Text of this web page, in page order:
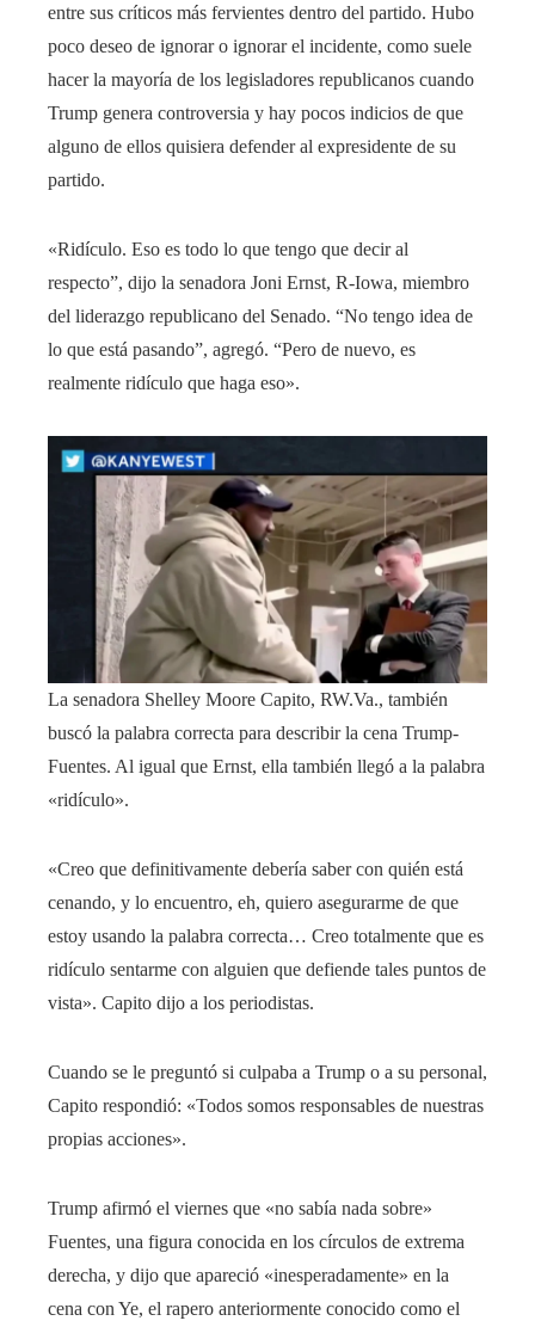
entre sus críticos más fervientes dentro del partido. Hubo
poco deseo de ignorar o ignorar el incidente, como suele
hacer la mayoría de los legisladores republicanos cuando
Trump genera controversia y hay pocos indicios de que
alguno de ellos quisiera defender al expresidente de su
partido.
«Ridículo. Eso es todo lo que tengo que decir al
respecto”, dijo la senadora Joni Ernst, R-Iowa, miembro
del liderazgo republicano del Senado. “No tengo idea de
lo que está pasando”, agregó. “Pero de nuevo, es
realmente ridículo que haga eso».
La senadora Shelley Moore Capito, RW.Va., también
buscó la palabra correcta para describir la cena Trump-
Fuentes. Al igual que Ernst, ella también llegó a la palabra
«ridículo».
«Creo que definitivamente debería saber con quién está
cenando, y lo encuentro, eh, quiero asegurarme de que
estoy usando la palabra correcta… Creo totalmente que es
ridículo sentarme con alguien que defiende tales puntos de
vista». Capito dijo a los periodistas.
Cuando se le preguntó si culpaba a Trump o a su personal,
Capito respondió: «Todos somos responsables de nuestras
propias acciones».
Trump afirmó el viernes que «no sabía nada sobre»
Fuentes, una figura conocida en los círculos de extrema
derecha, y dijo que apareció «inesperadamente» en la
cena con Ye, el rapero anteriormente conocido como el